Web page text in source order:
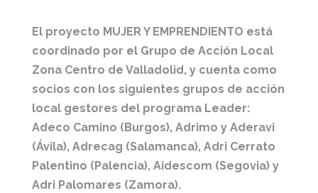
El proyecto MUJER Y EMPRENDIENTO está
coordinado por el Grupo de Acción Local
Zona Centro de Valladolid, y cuenta como
socios con los siguientes grupos de acción
local gestores del programa Leader:
Adeco Camino (Burgos), Adrimo y Aderavi
(Ávila), Adrecag (Salamanca), Adri Cerrato
Palentino (Palencia), Aidescom (Segovia) y
Adri Palomares (Zamora).